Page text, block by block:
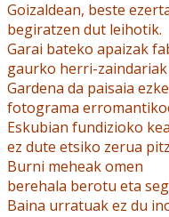
Goizaldean, beste
begiratzen dut leihotik.
Garai bateko apaizak
gaurko herri-
Gardena da paisaia
fotograma
Eskubian fundizioko
ez dute etsiko zerua
Burni meheak omen
berehala berotu eta
Baina urratuak ez du